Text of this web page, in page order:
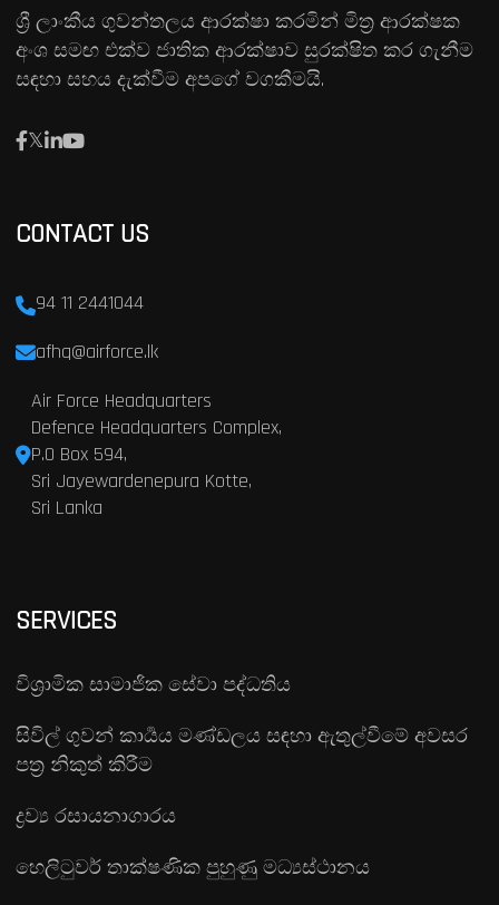
ශ්‍රී ලාංකීය ගුවන්තලය ආරක්ෂා කරමින් මිත්‍ර ආරක්ෂක
අංශ සමඟ එක්ව ජාතික ආරක්ෂාව සුරක්ෂිත කර ගැනීම
සඳහා සහය දැක්වීම අපගේ වගකීමයි.
CONTACT US
94 11 2441044
afhq@airforce.lk
Air Force Headquarters
Defence Headquarters Complex,
P.O Box 594,
Sri Jayewardenepura Kotte,
Sri Lanka
SERVICES
විශ්‍රාමික සාමාජික සේවා පද්ධතිය
සිවිල් ගුවන් කාර්‍යය මණ්ඩලය සඳහා ඇතුල්වීමේ අවසර
පත්‍ර නිකුත් කිරීම
ද්‍රව්‍ය රසායනාගාරය
හෙලිටුවර් තාක්ෂණික පුහුණු මධ්‍යස්ථානය